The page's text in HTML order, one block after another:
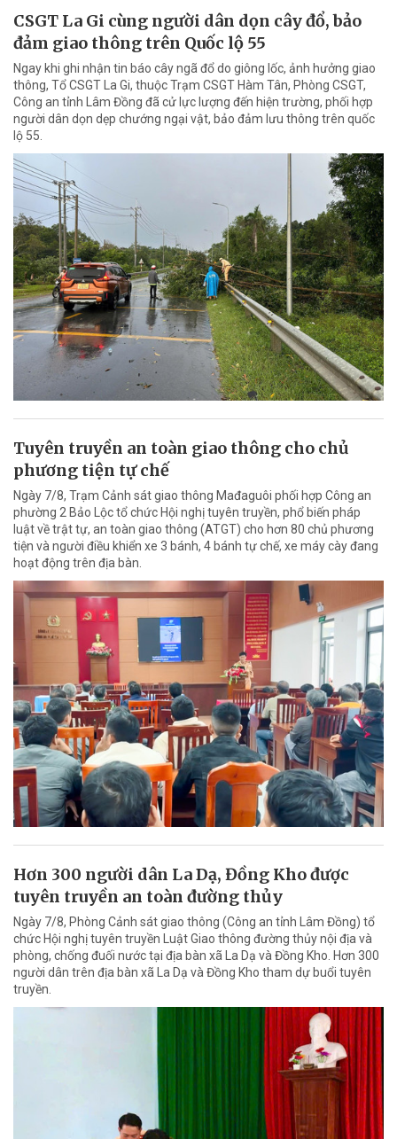
CSGT La Gi cùng người dân dọn cây đổ, bảo
đảm giao thông trên Quốc lộ 55
Ngay khi ghi nhận tin báo cây ngã đổ do giông lốc, ảnh hưởng giao
thông, Tổ CSGT La Gi, thuộc Trạm CSGT Hàm Tân, Phòng CSGT,
Công an tỉnh Lâm Đồng đã cử lực lượng đến hiện trường, phối hợp
người dân dọn dẹp chướng ngại vật, bảo đảm lưu thông trên quốc
lộ 55.
Tuyên truyền an toàn giao thông cho chủ
phương tiện tự chế
Ngày 7/8, Trạm Cảnh sát giao thông Mađaguôi phối hợp Công an
phường 2 Bảo Lộc tổ chức Hội nghị tuyên truyền, phổ biến pháp
luật về trật tự, an toàn giao thông (ATGT) cho hơn 80 chủ phương
tiện và người điều khiển xe 3 bánh, 4 bánh tự chế, xe máy cày đang
hoạt động trên địa bàn.
Hơn 300 người dân La Dạ, Đồng Kho được
tuyên truyền an toàn đường thủy
Ngày 7/8, Phòng Cảnh sát giao thông (Công an tỉnh Lâm Đồng) tổ
chức Hội nghị tuyên truyền Luật Giao thông đường thủy nội địa và
phòng, chống đuối nước tại địa bàn xã La Dạ và Đồng Kho. Hơn 300
người dân trên địa bàn xã La Dạ và Đồng Kho tham dự buổi tuyên
truyền.